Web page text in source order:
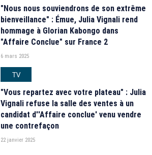
"Nous nous souviendrons de son extrême
bienveillance" : Émue, Julia Vignali rend
hommage à Glorian Kabongo dans
"Affaire Conclue" sur France 2
6 mars 2025
TV
"Vous repartez avec votre plateau" : Julia
Vignali refuse la salle des ventes à un
candidat d''Affaire conclue' venu vendre
une contrefaçon
22 janvier 2025